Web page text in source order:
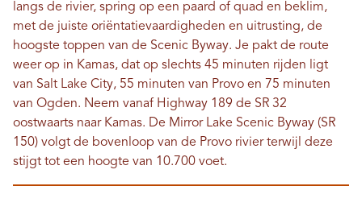
langs de rivier, spring op een paard of quad en beklim,
met de juiste oriëntatievaardigheden en uitrusting, de
hoogste toppen van de Scenic Byway. Je pakt de route
weer op in Kamas, dat op slechts 45 minuten rijden ligt
van Salt Lake City, 55 minuten van Provo en 75 minuten
van Ogden. Neem vanaf Highway 189 de SR 32
oostwaarts naar Kamas. De Mirror Lake Scenic Byway (SR
150) volgt de bovenloop van de Provo rivier terwijl deze
stijgt tot een hoogte van 10.700 voet.